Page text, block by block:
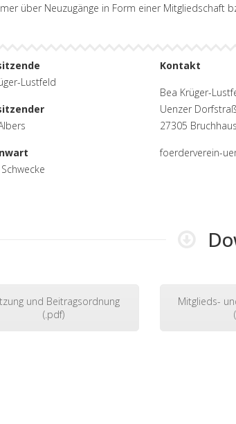
über Neuzugänge in Form einer Mitgliedschaft
Lustfeld
Kontakt
Bea Krüger-
Uenzer
27305
foerderverein-
und Beitragsordnung
(.pdf)
Mitglieds-